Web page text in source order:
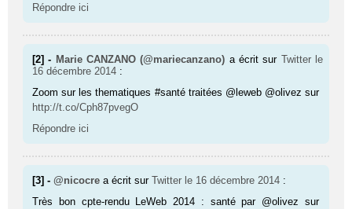
Répondre ici
[2] - Marie CANZANO (@mariecanzano) a écrit sur Twitter le
16 décembre 2014 :
Zoom sur les thematiques #santé traitées @leweb @olivez sur
http://t.co/Cph87pvegO
Répondre ici
[3] -@nicocre a écrit surTwitter le 16 décembre 2014 :
Très bon cpte-rendu LeWeb 2014 : santé par @olivez sur